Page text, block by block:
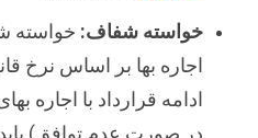
خواسته شفاف: خواسته
اجاره بها بر اساس نرخ
ادامه قرارداد با اجاره